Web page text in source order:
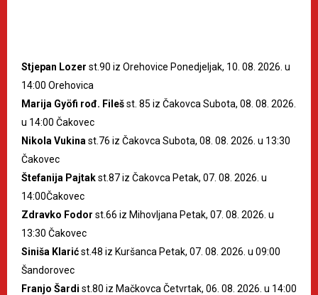
Stjepan Lozer st.90 iz Orehovice Ponedjeljak, 10. 08. 2026. u
14:00 Orehovica
Marija Gyöfi rođ. Filešst. 85 iz Čakovca Subota, 08. 08. 2026.
u 14:00 Čakovec
Nikola Vukina st.76 iz Čakovca Subota, 08. 08. 2026. u 13:30
Čakovec
Štefanija Pajtakst.87 iz Čakovca Petak, 07. 08. 2026. u
14:00Čakovec
Zdravko Fodor st.66 iz Mihovljana Petak, 07. 08. 2026. u
13:30 Čakovec
Siniša Klarićst.48 iz Kuršanca Petak, 07. 08. 2026. u 09:00
Šandorovec
Franjo Šardi st.80 iz Mačkovca Četvrtak, 06. 08. 2026. u 14:00